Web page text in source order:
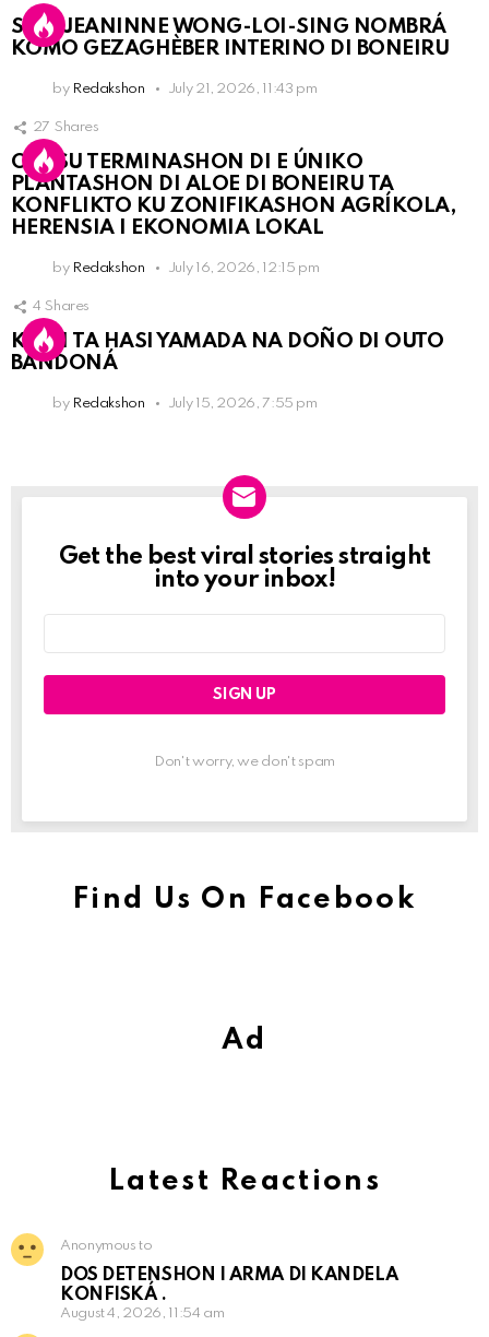
SRA. JEANINNE WONG-LOI-SING NOMBRÁ
KOMO GEZAGHÈBER INTERINO DI BONEIRU
by Redakshon July 21, 2026, 11:43 pm
27 Shares
OLB SU TERMINASHON DI E ÚNIKO
PLANTASHON DI ALOE DI BONEIRU TA
KONFLIKTO KU ZONIFIKASHON AGRÍKOLA,
HERENSIA I EKONOMIA LOKAL
by Redakshon July 16, 2026, 12:15 pm
4 Shares
KPCN TA HASI YAMADA NA DOÑO DI OUTO
BANDONÁ
by Redakshon July 15, 2026, 7:55 pm
Newslett
Get the best viral stories straight
into your inbox!
Don't worry, we don't spam
Find Us On Facebook
Ad
Latest Reactions
Anonymous to
DOS DETENSHON I ARMA DI KANDELA
KONFISKÁ .
August 4, 2026, 11:54 am